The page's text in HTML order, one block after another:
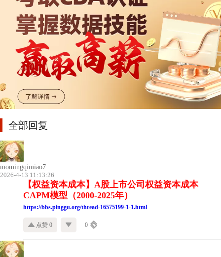
全部回复
momingqimiao7
2026-4-13 11:13:26
【权益资本成本】A股上市公司权益资本成本
CAPM模型（2000-2025年）
https://bbs.pinggu.org/thread-16575199-1-1.html
点赞 0 0